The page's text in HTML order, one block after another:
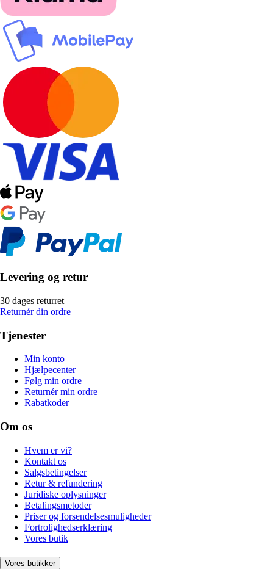
Levering og retur
30 dages returret
Returnér din ordre
Tjenester
Min konto
Hjælpecenter
Følg min ordre
Returnér min ordre
Rabatkoder
Om os
Hvem er vi?
Kontakt os
Salgsbetingelser
Retur & refundering
Juridiske oplysninger
Betalingsmetoder
Priser og forsendelsesmuligheder
Fortrolighedserklæring
Vores butik
Vores butikker